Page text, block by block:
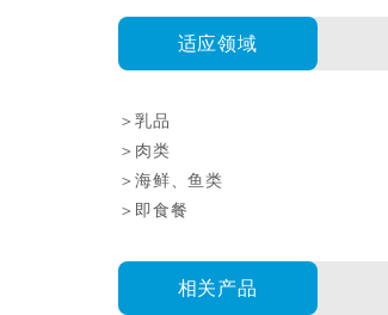
适应领域
＞乳品
＞肉类
＞海鲜、鱼类
＞即食餐
相关产品